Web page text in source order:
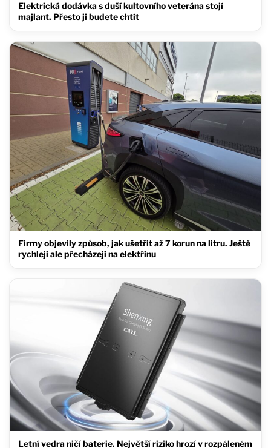
Elektrická dodávka s duší kultovního veterána stojí
majlant. Přesto ji budete chtít
Firmy objevily způsob, jak ušetřit až 7 korun na litru. Ještě
rychleji ale přecházejí na elektřinu
Letní vedra ničí baterie. Největší riziko hrozí v rozpáleném